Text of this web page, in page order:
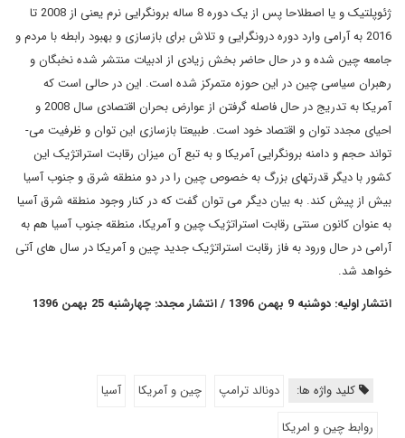
ژئوپلتیک و یا اصطلاحا پس از یک دوره 8 ساله برونگرایی نرم یعنی از 2008 تا
2016 به آرامی وارد دوره درونگرایی و تلاش برای بازسازی و بهبود رابطه با مردم و
جامعه چین شده و در حال حاضر بخش زیادی از ادبیات منتشر شده نخبگان و
رهبران سیاسی چین در این حوزه متمرکز شده است. این در حالی است که
آمریکا به تدریج در حال فاصله گرفتن از عوارض بحران اقتصادی سال 2008 و
احیای مجدد توان و اقتصاد خود است. طبیعتا بازسازی این توان و ظرفیت می­
تواند حجم و دامنه برونگرایی آمریکا و به تبع آن میزان رقابت استراتژیک این
کشور با دیگر قدرت­های بزرگ به خصوص چین را در دو منطقه شرق و جنوب آسیا
بیش از پیش کند. به بیان دیگر می ­توان گفت که در کنار وجود منطقه شرق آسیا
به عنوان کانون سنتی رقابت استراتژیک چین و آمریکا، منطقه جنوب آسیا هم به
آرامی در حال ورود به فاز رقابت استراتژیک جدید چین و آمریکا در سال های آتی
خواهد شد.
انتشار اولیه: دوشنبه 9 بهمن 1396 / انتشار مجدد: چهارشنبه 25 بهمن 1396
کلید واژه ها: دونالد ترامپ چین و آمریکا
آسیا
روابط چین و امریکا